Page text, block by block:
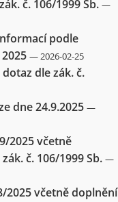
č. 106/1999 Sb. —
podle
— 2026-02-25
dle zák. č.
dne 24.9.2025 —
2025 včetně
č. 106/1999 Sb. —
2025 včetně doplnění